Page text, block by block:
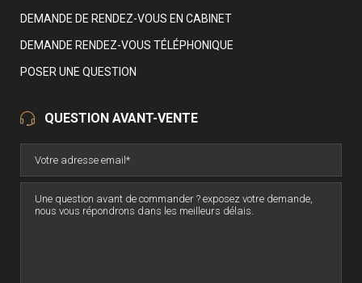
DEMANDE DE RENDEZ-VOUS EN CABINET
DEMANDE RENDEZ-VOUS TÉLÉPHONIQUE
POSER UNE QUESTION
QUESTION AVANT-VENTE